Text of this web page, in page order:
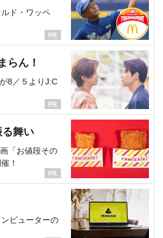
ド・ワッペ
らん！
8／５よりJ:C
舞い
「お値段その
！
ピューターの